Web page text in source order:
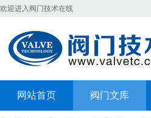
欢迎进入阀门技术在线
网站首页 阀门文库